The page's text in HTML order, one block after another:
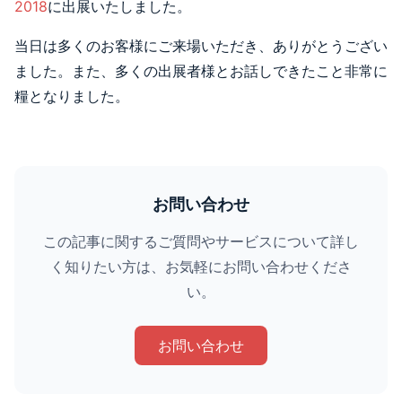
2018に出展いたしました。
当日は多くのお客様にご来場いただき、ありがとうござい
ました。また、多くの出展者様とお話しできたこと非常に
糧となりました。
お問い合わせ
この記事に関するご質問やサービスについて詳し
く知りたい方は、お気軽にお問い合わせくださ
い。
お問い合わせ